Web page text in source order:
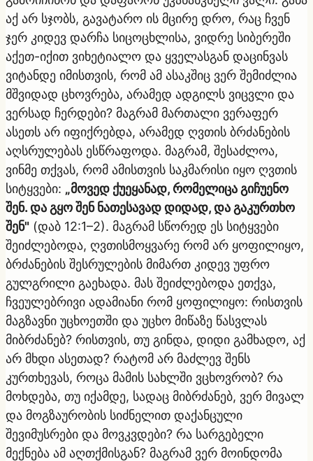
აქ არ სჯობს, გავატარო ის მცირე დრო, რაც ჩვენ
ჯერ კიდევ დარჩა სიცოცხლისა, ვიდრე სიბერეში
აქეთ-იქით ვიხეტიალო და ყველასგან დაცინვას
ვიტანდე იმისთვის, რომ ამ ასაკშიც ვერ შემიძლია
მშვიდად ცხოვრება, არამედ ადგილს ვიცვლი და
ვერსად ჩერდები? მაგრამ მართალი ვერაფერ
ასეთს არ იფიქრებდა, არამედ ღვთის ბრძანების
აღსრულებას ესწრაფოდა. მაგრამ, შესაძლოა,
ვინმე თქვას, რომ ამისთვის საკმარისი იყო ღვთის
სიტყვები: „მოვედ ქუეყანად, რომელიცა გიჩუენო
შენ. და გყო შენ ნათესავად დიდად, და გაკურთხო
შენ" (დაბ 12:1–2). მაგრამ სწორედ ეს სიტყვები
შეიძლებოდა, ღვთისმოყვარე რომ არ ყოფილიყო,
ბრძანების შესრულების მიმართ კიდევ უფრო
გულგრილი გაეხადა. მას შეიძლებოდა ეთქვა,
ჩვეულებრივი ადამიანი რომ ყოფილიყო: რისთვის
მაგზავნი უცხოეთში და უცხო მიწაზე წასვლას
მიბრძანებ? რისთვის, თუ გინდა, დიდი გამხადო, აქ
არ მხდი ასეთად? რატომ არ მაძლევ შენს
კურთხევას, როცა მამის სახლში ვცხოვრობ? რა
მოხდება, თუ იქამდე, სადაც მიბრძანებ, ვერ მივალ
და მოგზაურობის სიძნელით დაქანცული
შევიმუსრები და მოვკვდები? რა სარგებელი
მექნება ამ აღთქმისგან? მაგრამ ვერ მოინდომა